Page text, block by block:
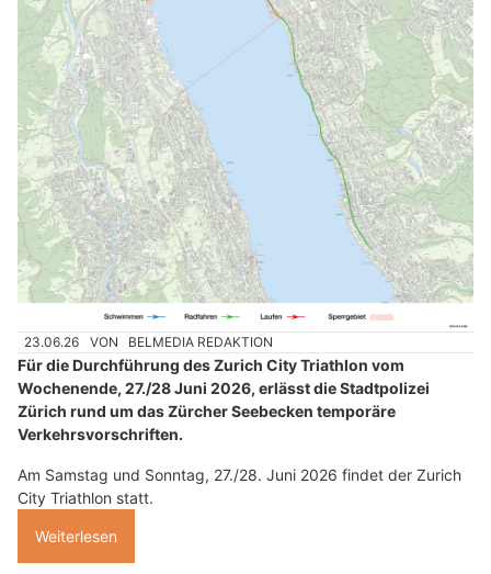
23.06.26 VON BELMEDIA REDAKTION
Für die Durchführung des Zurich City Triathlon vom
Wochenende, 27./28 Juni 2026, erlässt die Stadtpolizei
Zürich rund um das Zürcher Seebecken temporäre
Verkehrsvorschriften.
Am Samstag und Sonntag, 27./28. Juni 2026 findet der Zurich
City Triathlon statt.
Weiterlesen